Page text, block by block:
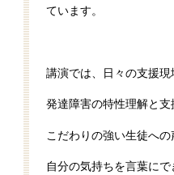
ています。
講演では、日々の支援現
発達障害の特性理解と
こだわりの強い生徒へ
自分の気持ちを言葉に